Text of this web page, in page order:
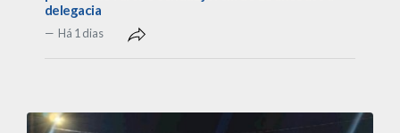
delegacia
Há 1 dias